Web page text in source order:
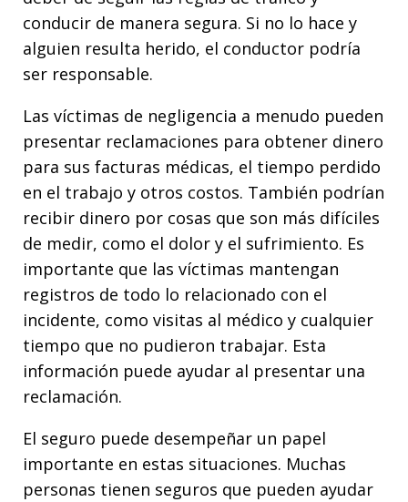
conducir de manera segura. Si no lo hace y
alguien resulta herido, el conductor podría
ser responsable.
Las víctimas de negligencia a menudo pueden
presentar reclamaciones para obtener dinero
para sus facturas médicas, el tiempo perdido
en el trabajo y otros costos. También podrían
recibir dinero por cosas que son más difíciles
de medir, como el dolor y el sufrimiento. Es
importante que las víctimas mantengan
registros de todo lo relacionado con el
incidente, como visitas al médico y cualquier
tiempo que no pudieron trabajar. Esta
información puede ayudar al presentar una
reclamación.
El seguro puede desempeñar un papel
importante en estas situaciones. Muchas
personas tienen seguros que pueden ayudar